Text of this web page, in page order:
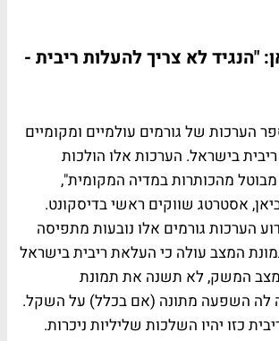
"הנגיד לא צריך להעלות ריבית -
הערכות של גורמים עולמיים ומקומיים
בישראל. הערכות אלו הולכות
מהכותרות במדיה המקומית",
אסטרטג שווקים ראשי בדיסקונט.
הערכות גורמים אלו נובעות מתפיסה
המצב עולה כי העלאת ריבית בישראל
המשק, לא תשנה את תמונת
לה השפעה מתונה (אם בכלל) על השקל.
כזו יהיו השלכות שליליות ניכרות.